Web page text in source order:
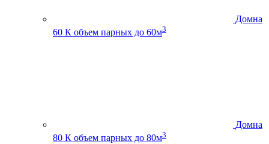
Домна
60 К объем парных до 60м3
Домна
80 К объем парных до 80м3